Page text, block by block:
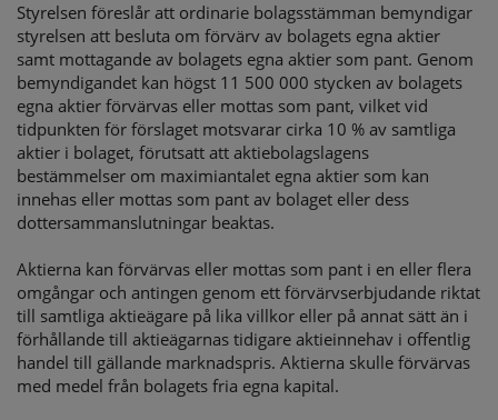
Styrelsen föreslår att ordinarie bolagsstämman bemyndigar
styrelsen att besluta om förvärv av bolagets egna aktier
samt mottagande av bolagets egna aktier som pant. Genom
bemyndigandet kan högst 11 500 000 stycken av bolagets
egna aktier förvärvas eller mottas som pant, vilket vid
tidpunkten för förslaget motsvarar cirka 10 % av samtliga
aktier i bolaget, förutsatt att aktiebolagslagens
bestämmelser om maximiantalet egna aktier som kan
innehas eller mottas som pant av bolaget eller dess
dottersammanslutningar beaktas.
Aktierna kan förvärvas eller mottas som pant i en eller flera
omgångar och antingen genom ett förvärvserbjudande riktat
till samtliga aktieägare på lika villkor eller på annat sätt än i
förhållande till aktieägarnas tidigare aktieinnehav i offentlig
handel till gällande marknadspris. Aktierna skulle förvärvas
med medel från bolagets fria egna kapital.